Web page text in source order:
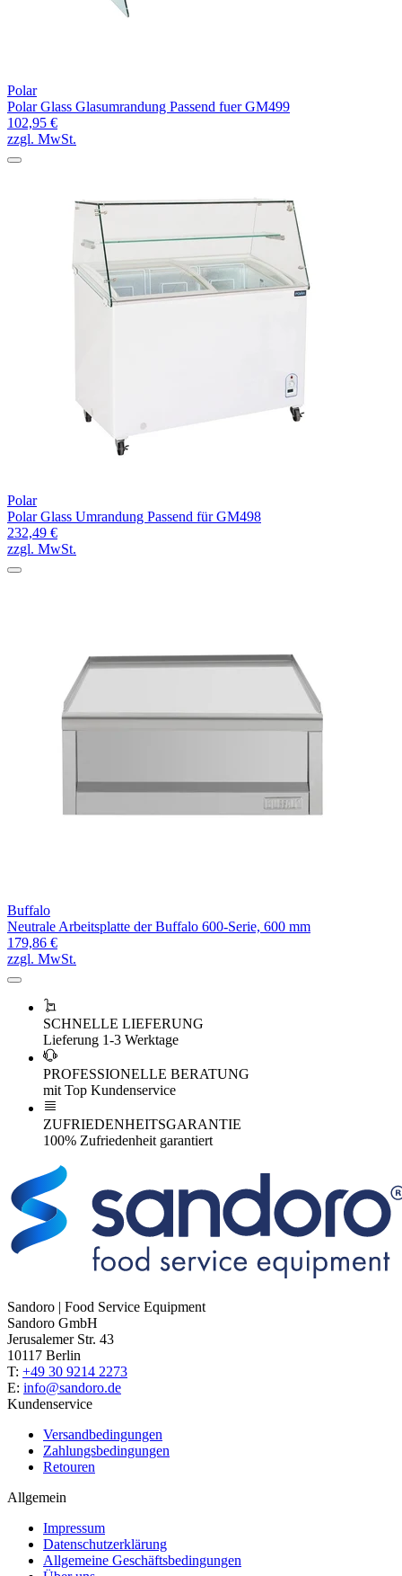
Polar
Polar Glass Glasumrandung Passend fuer GM499
102,95 €
zzgl. MwSt.
Polar
Polar Glass Umrandung Passend für GM498
232,49 €
zzgl. MwSt.
Buffalo
Neutrale Arbeitsplatte der Buffalo 600-Serie, 600 mm
179,86 €
zzgl. MwSt.
SCHNELLE LIEFERUNG
Lieferung 1-3 Werktage
PROFESSIONELLE BERATUNG
mit Top Kundenservice
ZUFRIEDENHEITSGARANTIE
100% Zufriedenheit garantiert
Sandoro | Food Service Equipment
Sandoro GmbH
Jerusalemer Str. 43
10117 Berlin
T: +49 30 9214 2273
E: info@sandoro.de
Kundenservice
Versandbedingungen
Zahlungsbedingungen
Retouren
Allgemein
Impressum
Datenschutzerklärung
Allgemeine Geschäftsbedingungen